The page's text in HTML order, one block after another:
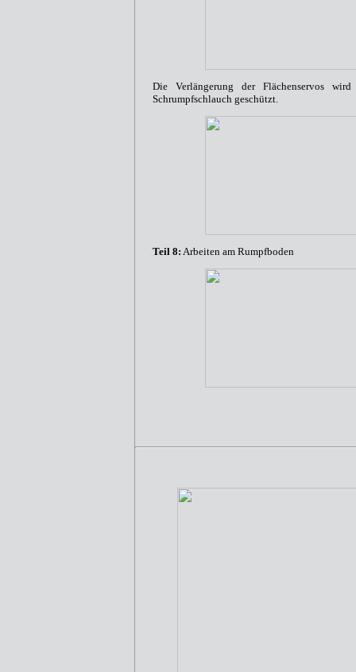
Die Verlängerung der Flächenservos
Schrumpfschlauch geschützt.
Teil 8: Arbeiten am Rumpfboden